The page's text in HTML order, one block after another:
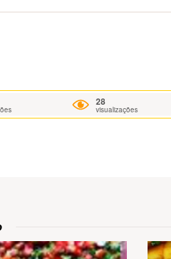
28
visualizações